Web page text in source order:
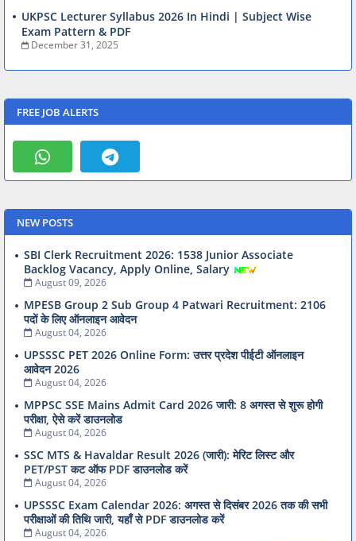
UKPSC Lecturer Syllabus 2026 In Hindi | Subject Wise
Exam Pattern & PDF
December 31, 2025
FREE JOB ALERTS
NEW POSTS
SBI Clerk Recruitment 2026: 1538 Junior Associate
Backlog Vacancy, Apply Online, Salary
August 09, 2026
MPESB Group 2 Sub Group 4 Patwari Recruitment: 2106
पदों के लिए ऑनलाइन आवेदन
August 04, 2026
UPSSSC PET 2026 Online Form: उत्तर प्रदेश पीईटी ऑनलाइन
आवेदन 2026
August 04, 2026
MPPSC SSE Mains Admit Card 2026 जारी: 8 अगस्त से शुरू होगी
परीक्षा, ऐसे करें डाउनलोड
August 04, 2026
SSC MTS & Havaldar Result 2026 (जारी): मेरिट लिस्ट और
PET/PST कट ऑफ PDF डाउनलोड करें
August 04, 2026
UPSSSC Exam Calendar 2026: अगस्त से दिसंबर 2026 तक की सभी
परीक्षाओं की तिथि जारी, यहाँ से PDF डाउनलोड करें
August 04, 2026